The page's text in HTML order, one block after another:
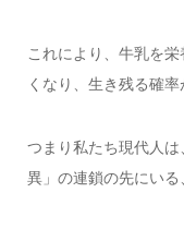
これにより、牛乳を
くなり、生き残る確率
つまり私たち現代人
異」の連鎖の先にいる